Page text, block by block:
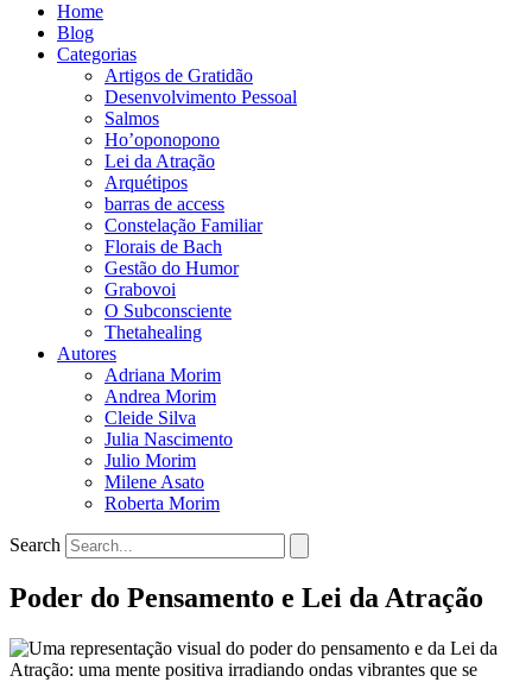
Home
Blog
Categorias
Artigos de Gratidão
Desenvolvimento Pessoal
Salmos
Ho’oponopono
Lei da Atração
Arquétipos
barras de access
Constelação Familiar
Florais de Bach
Gestão do Humor
Grabovoi
O Subconsciente
Thetahealing
Autores
Adriana Morim
Andrea Morim
Cleide Silva
Julia Nascimento
Julio Morim
Milene Asato
Roberta Morim
Search
Poder do Pensamento e Lei da Atração